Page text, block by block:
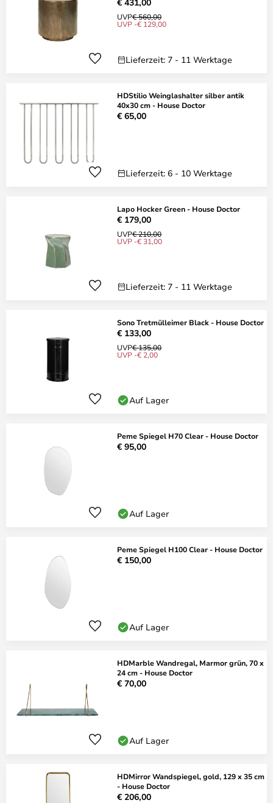
UVP€ 560,00
UVP -€ 129,00
Lieferzeit: 7 - 11 Werktage
HDStilio Weinglashalter silber antik
40x30 cm - House Doctor
€ 65,00
Lieferzeit: 6 - 10 Werktage
Lapo Hocker Green - House Doctor
€ 179,00
UVP€ 210,00
UVP -€ 31,00
Lieferzeit: 7 - 11 Werktage
Sono Tretmülleimer Black - House Doctor
€ 133,00
UVP€ 135,00
UVP -€ 2,00
Auf Lager
Peme Spiegel H70 Clear - House Doctor
€ 95,00
Auf Lager
Peme Spiegel H100 Clear - House Doctor
€ 150,00
Auf Lager
HDMarble Wandregal, Marmor grün, 70 x
24 cm - House Doctor
€ 70,00
Auf Lager
HDMirror Wandspiegel, gold, 129 x 35 cm
- House Doctor
€ 206,00